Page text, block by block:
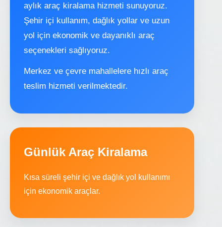
aylık araç kiralama hizmeti sunuyoruz.
Şehir içi kullanım, dağlık yollar ve uzun
yol için ekonomik ve dayanıklı araç
seçenekleri sağlıyoruz.
Merkez ve çevre mahallelere hızlı araç
teslim hizmeti verilmektedir.
Günlük Araç Kiralama
Kısa süreli şehir içi ve dağlık yol kullanımı
için ekonomik araçlar.